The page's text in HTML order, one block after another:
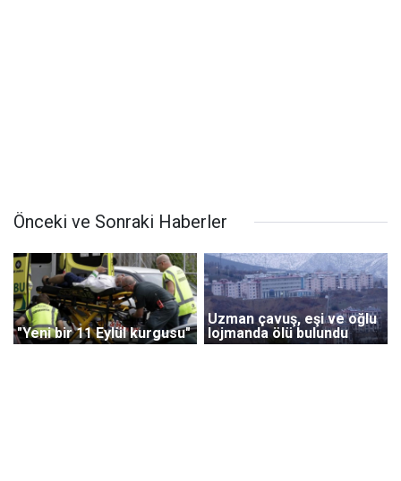
Önceki ve Sonraki Haberler
"Yeni bir 11 Eylül kurgusu"
Uzman çavuş, eşi ve oğlu
lojmanda ölü bulundu